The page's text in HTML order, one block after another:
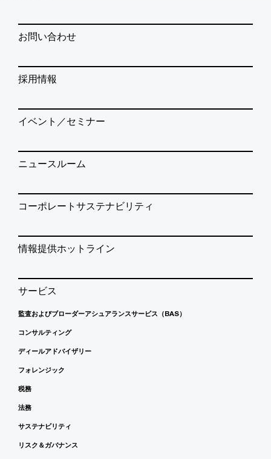
お問い合わせ
採用情報
イベント／セミナー
ニュースルーム
コーポレートサステナビリティ
情報提供ホットライン
サービス
監査およびブローダーアシュアランスサービス（BAS）
コンサルティング
ディールアドバイザリー
フォレンジック
税務
法務
サステナビリティ
リスク＆ガバナンス